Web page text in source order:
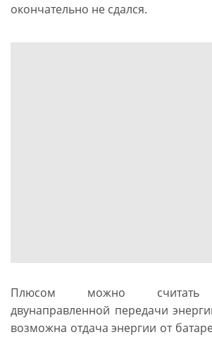
окончательно не сдался.
Плюсом можно считать
двунаправленной передачи
возможна отдача энергии от